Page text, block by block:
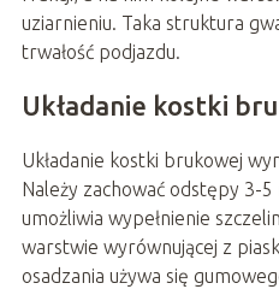
uziarnieniu. Taka struktura
trwałość podjazdu.
Układanie kostki
Układanie kostki brukowej
Należy zachować odstępy 3-
umożliwia wypełnienie
warstwie wyrównującej z
osadzania używa się